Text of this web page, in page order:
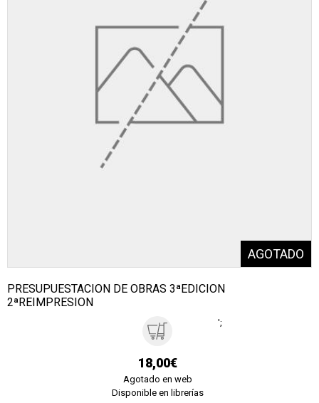
PRESUPUESTACION DE OBRAS 3ªEDICION
2ªREIMPRESION
18,00€
Agotado en web
Disponible en librerías
';